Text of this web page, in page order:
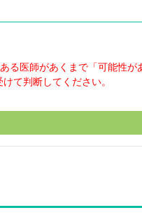
医師があくまで「可能性
て判断してください。